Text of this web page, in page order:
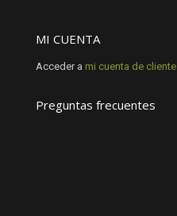
MI CUENTA
Acceder a mi cuenta de cliente
Preguntas frecuentes